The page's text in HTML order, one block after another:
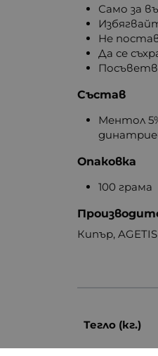
Само за
Не
Да се
Състав
Ментол
Опаковка
100 грама
Кипър,
Тегло (кг.)